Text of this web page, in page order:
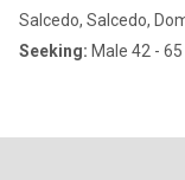
Salcedo, Salcedo,
Seeking: Male 42 - 65